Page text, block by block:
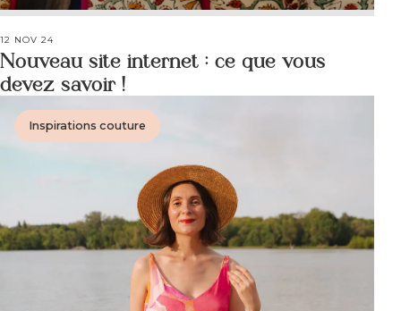
12 NOV 24
Nouveau site internet : ce que vous
devez savoir !
Inspirations couture